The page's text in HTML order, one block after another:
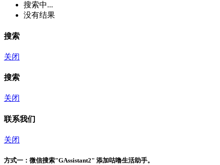
搜索中...
没有结果
搜索
关闭
搜索
关闭
联系我们
关闭
方式一： 微信搜索"GAssistant2" 添加咕噜生活助手。